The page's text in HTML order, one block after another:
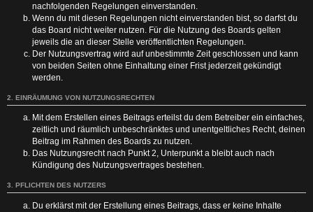
nachfolgenden Regelungen einverstanden.
Wenn du mit diesen Regelungen nicht einverstanden bist, so darfst du
das Board nicht weiter nutzen. Für die Nutzung des Boards gelten
jeweils die an dieser Stelle veröffentlichten Regelungen.
Der Nutzungsvertrag wird auf unbestimmte Zeit geschlossen und kann
von beiden Seiten ohne Einhaltung einer Frist jederzeit gekündigt
werden.
2. EINRÄUMUNG VON NUTZUNGSRECHTEN
Mit dem Erstellen eines Beitrags erteilst du dem Betreiber ein einfaches,
zeitlich und räumlich unbeschränktes und unentgeltliches Recht, deinen
Beitrag im Rahmen des Boards zu nutzen.
Das Nutzungsrecht nach Punkt 2, Unterpunkt a bleibt auch nach
Kündigung des Nutzungsvertrages bestehen.
3. PFLICHTEN DES NUTZERS
Du erklärst mit der Erstellung eines Beitrags, dass er keine Inhalte